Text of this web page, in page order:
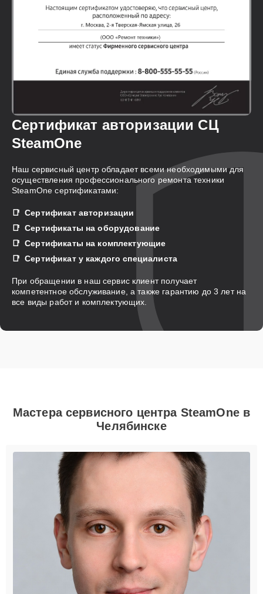
Сертификат авторизации СЦ
SteamOne
Наш сервисный центр обладает всеми необходимыми для
осуществления профессионального ремонта техники
SteamOne сертификатами:
Сертификат авторизации
Сертификаты на оборудование
Сертификаты на комплектующие
Сертификат у каждого специалиста
При обращении в наш сервис клиент получает
компетентное обслуживание, а также гарантию до 3 лет на
все виды работ и комплектующих.
Мастера сервисного центра SteamOne в
Челябинске